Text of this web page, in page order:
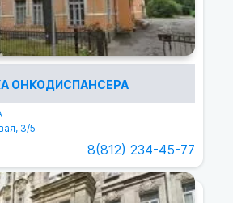
ОНКОДИСПАНСЕРА
3/5
8(812) 234-45-77